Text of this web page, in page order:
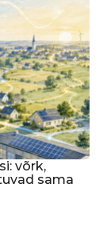
võrk,
sama